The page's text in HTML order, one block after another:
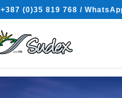
+387 (0)35 819 768 /